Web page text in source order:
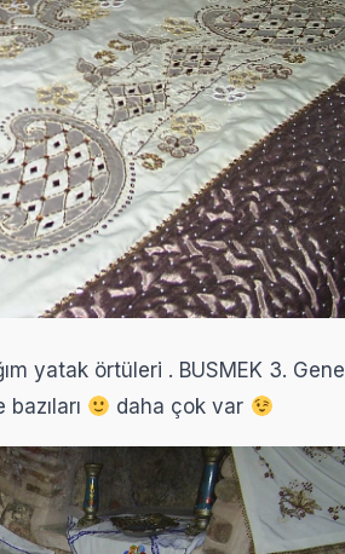
yatak örtüleri . BUSMEK 3. Genel
daha çok var